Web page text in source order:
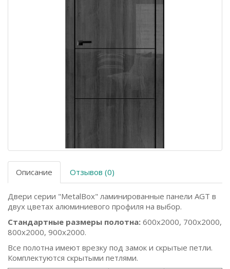
Описание Отзывов (0)
Двери серии "MetalBox" ламинированные панели AGT в
двух цветах алюминиевого профиля на выбор.
Стандартные размеры полотна: 600x2000, 700x2000,
800x2000, 900x2000.
Все полотна имеют врезку под замок и скрытые петли.
Комплектуются скрытыми петлями.